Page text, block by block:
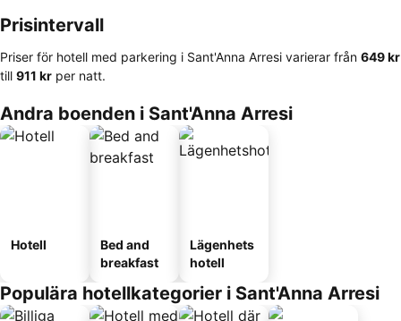
Prisintervall
Priser för hotell med parkering i Sant'Anna Arresi varierar från ‎649 kr
till ‎911 kr per natt.
Andra boenden i Sant'Anna Arresi
Hotell
Bed and
breakfast
Lägenhets
hotell
Populära hotellkategorier i Sant'Anna Arresi